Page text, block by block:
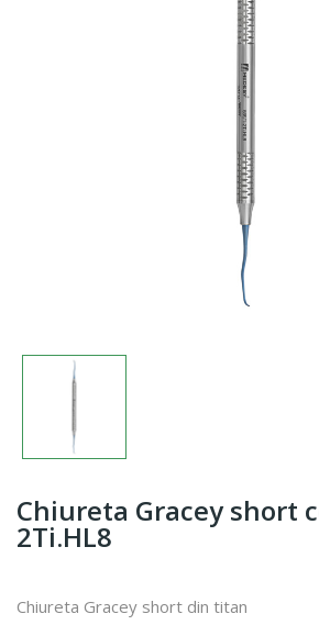
Chiureta Gracey short
2Ti.HL8
Chiureta Gracey short din titan